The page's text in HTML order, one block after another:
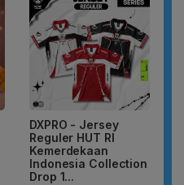
DXPRO - Jersey
Reguler HUT RI
Kemerdekaan
Indonesia Collection
Drop 1...